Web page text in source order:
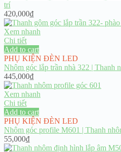
trí
420,000₫
Xem nhanh
Chi tiết
Add to cart
PHỤ KIỆN ĐÈN LED
Nhôm góc lắp trần nhà 322 | Thanh
445,000₫
Xem nhanh
Chi tiết
Add to cart
PHỤ KIỆN ĐÈN LED
Nhôm góc profile M601 | Thanh
55,000₫